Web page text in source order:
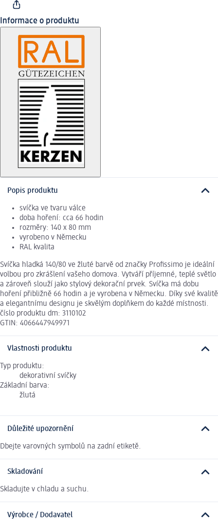
Informace o produktu
Popis produktu
svíčka ve tvaru válce
doba hoření: cca 66 hodin
rozměry: 140 x 80 mm
vyrobeno v Německu
RAL kvalita
Svíčka hladká 140/80 ve žluté barvě od značky Profissimo je ideální
volbou pro zkrášlení vašeho domova. Vytváří příjemné, teplé světlo
a zároveň slouží jako stylový dekorační prvek. Svíčka má dobu
hoření přibližně 66 hodin a je vyrobena v Německu. Díky své kvalitě
a elegantnímu designu je skvělým doplňkem do každé místnosti.
číslo produktu dm: 3110102
GTIN: 4066447949971
Vlastnosti produktu
Typ produktu:
dekorativní svíčky
Základní barva:
žlutá
Důležité upozornění
Dbejte varovných symbolů na zadní etiketě.
Skladování
Skladujte v chladu a suchu.
Výrobce / Dodavatel